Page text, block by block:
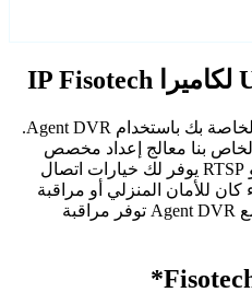
قم بتكوين Fisotech كاميرات IP الخاصة بك باستخدام Agent DVR.
بنا معالج إعداد مخصص
لطرز Fisotech، وتوافق ONVIF و RTSP يوفر لك خيارات اتصال
للأمان المنزلي أو مراقبة
المكتب، فإن كاميرات Fisotech مع Agent DVR توفر مراقبة